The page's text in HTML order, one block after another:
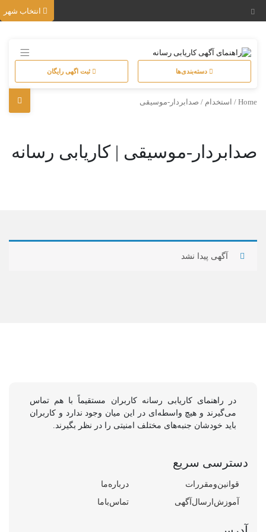
انتخاب شهر
دسته‌بندی‌ها ثبت اگهی رایگان
Home
/ استخدام / صدابردار-موسیقی
صدابردار-موسیقی | کاریابی رسانه
آگهی پیدا نشد
در راهنمای کاریابی رسانه کاربران مستقیماً با هم تماس
می‌گیرند و هیچ واسطه‌ای در این میان وجود ندارد و کاربران
باید خودشان جنبه‌های مختلف امنیتی را در نظر بگیرند.
دسترسی سریع
قوانین‌و‌مقررات
آموزش‌ارسال‌آگهی
درباره‌ما
تماس‌باما